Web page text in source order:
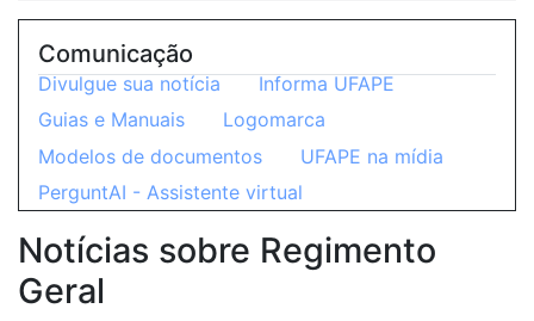
Notícias sobre Regimento
Geral
Comunicação
Divulgue sua notícia
Informa UFAPE
Guias e Manuais
Logomarca
Modelos de documentos
UFAPE na mídia
PerguntAI - Assistente virtual